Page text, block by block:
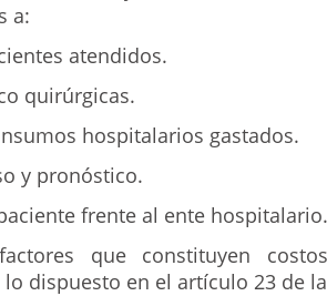
a:
atendidos.
quirúrgicas.
hospitalarios gastados.
y pronóstico.
frente al ente hospitalario.
que constituyen
dispuesto en el artículo 23 de